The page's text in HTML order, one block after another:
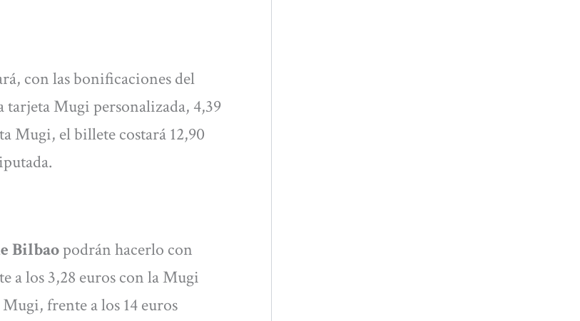
con las bonificaciones del
tarjeta Mugi personalizada, 4,39
Mugi, el billete costará 12,90
Bilbaopodrán hacerlo con
a los 3,28 euros con la Mugi
frente a los 14 euros